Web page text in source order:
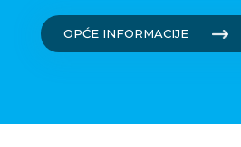
OPĆE INFORMACIJE